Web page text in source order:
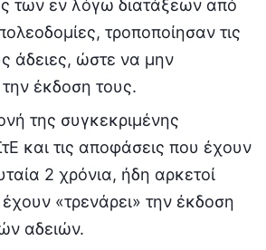
των εν λόγω διατάξεων από
τροποποίησαν τις
άδειες, ώστε να μην
έκδοση τους.
της συγκεκριμένης
και τις αποφάσεις που έχουν
2 χρόνια, ήδη αρκετοί
«τρενάρει» την έκδοση
αδειών.